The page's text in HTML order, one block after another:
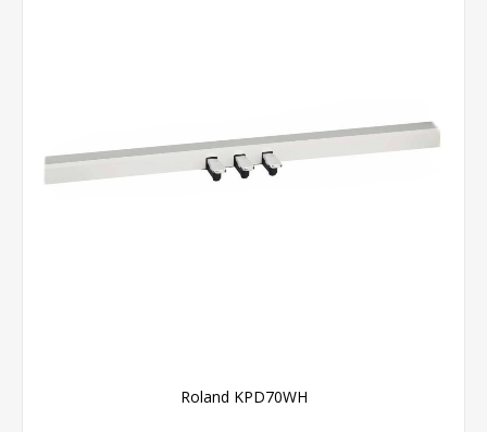
Roland KPD70WH